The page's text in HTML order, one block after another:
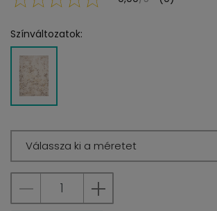
Színváltozatok:
Válassza ki a méretet